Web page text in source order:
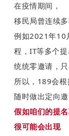
在疫情期间，
移民局曾连续
例如2021年10
程，IT等多个
统统零邀请，
所以，189会
随时做出定向邀
假如咱们的提
很可能会出现